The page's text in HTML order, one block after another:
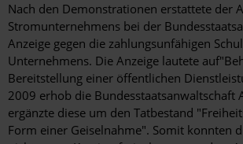
Nach den Demonstrationen erstattete der
Stromunternehmens bei der
Anzeige gegen die zahlungsunfähigen
Unternehmens. Die Anzeige lautete
Bereitstellung einer öffentlichen
2009 erhob die Bundesstaatsanwaltschaft
ergänzte diese um den Tatbestand
Form einer Geiselnahme". Somit konnten